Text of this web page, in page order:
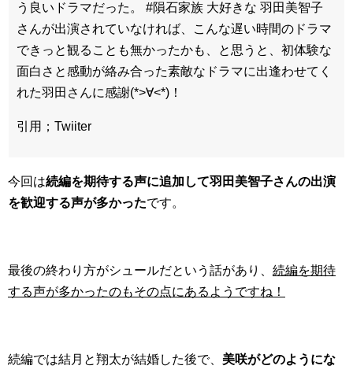
う良いドラマだった。 #隕石家族 大好きな 羽田美智子
さんが出演されていなければ、こんな遅い時間のドラマ
できっと観ることも無かったかも、と思うと、初体験な
面白さと感動が絡み合った素敵なドラマに出逢わせてく
れた羽田さんに感謝(*>∀<*)！
引用；Twiiter
今回は続編を期待する声に追加して羽田美智子さんの出演
を歓迎する声が多かったです。
最後の終わり方がシュールだという話があり、 続編を期待
する声が多かったのもその点にあるようですね！
続編では結月と翔太が結婚した後で、 美咲がどのようにな